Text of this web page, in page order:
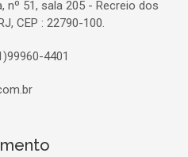
nº 51, sala 205 - Recreio dos
CEP : 22790-100.
4401